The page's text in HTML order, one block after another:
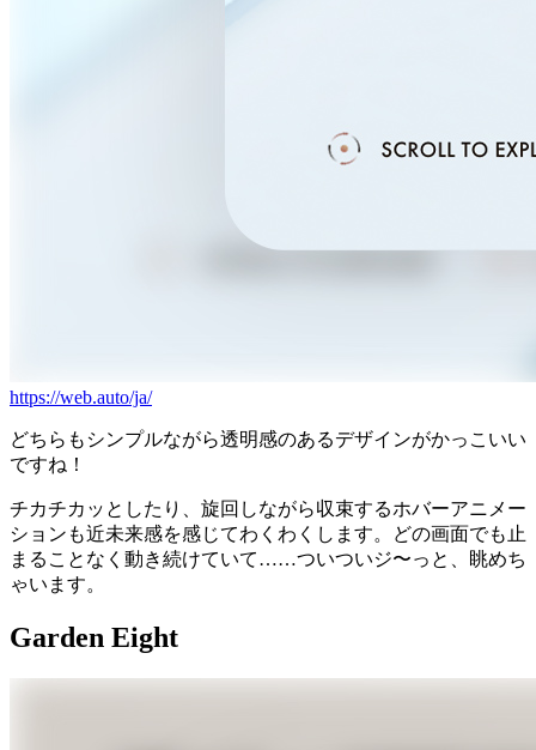
https://web.auto/ja/
どちらもシンプルながら透明感のあるデザインがかっこいい
ですね！
チカチカッとしたり、旋回しながら収束するホバーアニメー
ションも近未来感を感じてわくわくします。どの画面でも止
まることなく動き続けていて……ついついジ〜っと、眺めち
ゃいます。
Garden Eight